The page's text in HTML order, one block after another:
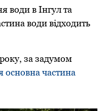
води в Інгул та
води відходить
за задумом
основна частина